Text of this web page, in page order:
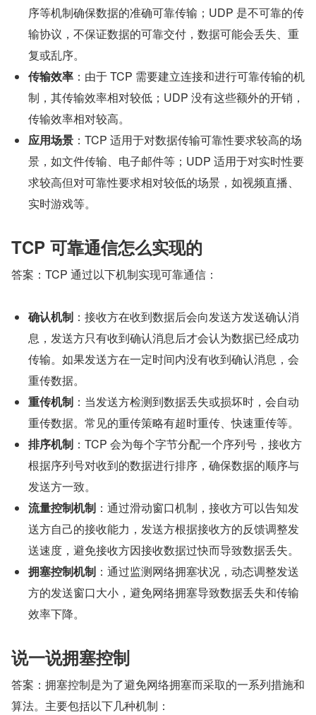
序等机制确保数据的准确可靠传输；UDP 是不可靠的传
输协议，不保证数据的可靠交付，数据可能会丢失、重
复或乱序。
传输效率 ：由于 TCP 需要建立连接和进行可靠传输的机
制，其传输效率相对较低；UDP 没有这些额外的开销，
传输效率相对较高。
应用场景 ：TCP 适用于对数据传输可靠性要求较高的场
景，如文件传输、电子邮件等；UDP 适用于对实时性要
求较高但对可靠性要求相对较低的场景，如视频直播、
实时游戏等。
TCP 可靠通信怎么实现的
答案：TCP 通过以下机制实现可靠通信：
确认机制 ：接收方在收到数据后会向发送方发送确认消
息，发送方只有收到确认消息后才会认为数据已经成功
传输。如果发送方在一定时间内没有收到确认消息，会
重传数据。
重传机制 ：当发送方检测到数据丢失或损坏时，会自动
重传数据。常见的重传策略有超时重传、快速重传等。
排序机制 ：TCP 会为每个字节分配一个序列号，接收方
根据序列号对收到的数据进行排序，确保数据的顺序与
发送方一致。
流量控制机制 ：通过滑动窗口机制，接收方可以告知发
送方自己的接收能力，发送方根据接收方的反馈调整发
送速度，避免接收方因接收数据过快而导致数据丢失。
拥塞控制机制 ：通过监测网络拥塞状况，动态调整发送
方的发送窗口大小，避免网络拥塞导致数据丢失和传输
效率下降。
说一说拥塞控制
答案：拥塞控制是为了避免网络拥塞而采取的一系列措施和
算法。主要包括以下几种机制：